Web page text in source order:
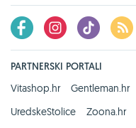
PARTNERSKI PORTALI
Vitashop.hr
Gentleman.hr
UredskeStolice
Zoona.hr